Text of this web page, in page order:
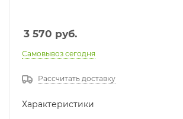
3 570 руб.
Самовывоз сегодня
Рассчитать доставку
Характеристики